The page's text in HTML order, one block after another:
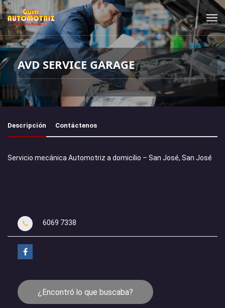
AVD SERVICE GARAGE
Descripción Contáctenos
Servicio mecánica Automotriz a domicilio – San José, San José
6069 7338
¿Encontró lo que buscaba?